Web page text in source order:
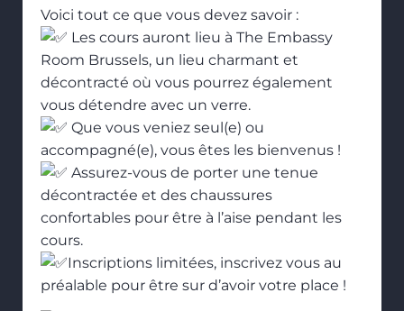
Voici tout ce que vous devez savoir :
Les cours auront lieu à The Embassy
Room Brussels, un lieu charmant et
décontracté où vous pourrez également
vous détendre avec un verre.
Que vous veniez seul(e) ou
accompagné(e), vous êtes les bienvenus !
Assurez-vous de porter une tenue
décontractée et des chaussures
confortables pour être à l’aise pendant les
cours.
Inscriptions limitées, inscrivez vous au
préalable pour être sur d’avoir votre place !